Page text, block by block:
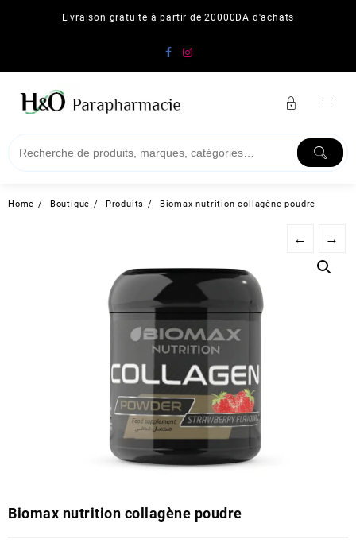
Livraison gratuite à partir de 20000DA d'achats
Home Boutique Produits Biomax nutrition collagène poudre
← →
Biomax nutrition collagène poudre